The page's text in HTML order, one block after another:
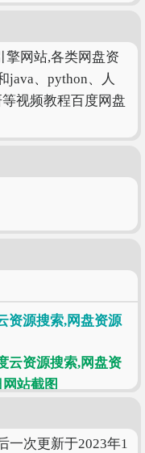
擎网站,各类网盘资
java、python、人
视频教程百度网盘
资源搜索,网盘资源
一次更新于2023年1